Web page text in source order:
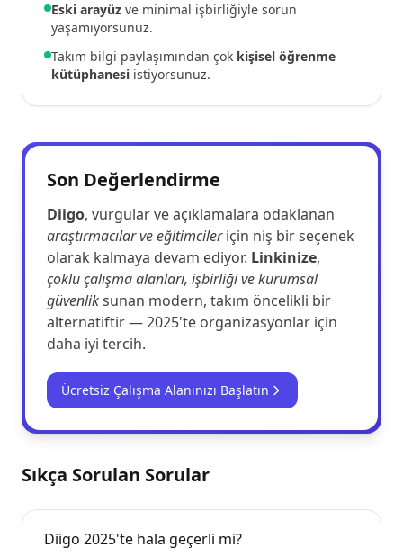
Eski arayüz ve minimal işbirliğiyle sorun
yaşamıyorsunuz.
Takım bilgi paylaşımından çok kişisel öğrenme
kütüphanesi istiyorsunuz.
Son Değerlendirme
Diigo, vurgular ve açıklamalara odaklanan
araştırmacılar ve eğitimcileriçin niş bir seçenek
olarak kalmaya devam ediyor. Linkinize,
çoklu çalışma alanları, işbirliği ve kurumsal
güvenliksunan modern, takım öncelikli bir
alternatiftir — 2025'te organizasyonlar için
daha iyi tercih.
Ücretsiz Çalışma Alanınızı Başlatın
Sıkça Sorulan Sorular
Diigo 2025'te hala geçerli mi?